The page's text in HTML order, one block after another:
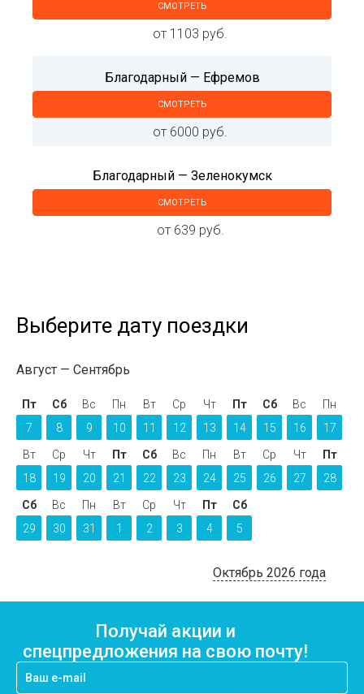
СМОТРЕТЬ
от 1103 руб.
Благодарный — Ефремов
СМОТРЕТЬ
от 6000 руб.
Благодарный — Зеленокумск
СМОТРЕТЬ
от 639 руб.
Выберите дату поездки
Август Сентябрь
Пт
7
Сб
8
Вс
9
Пн
10
Вт
11
Ср
12
Чт
13
Пт
14
Сб
15
Вс
16
Пн
17
Вт
18
Ср
19
Чт
20
Пт
21
Сб
22
Вс
23
Пн
24
Вт
25
Ср
26
Чт
27
Пт
28
Сб
29
Вс
30
Пн
31
Вт
1
Ср
2
Чт
3
Пт
4
Сб
5
Октябрь 2026 года
Получай акции и
спецпредложения на свою почту!